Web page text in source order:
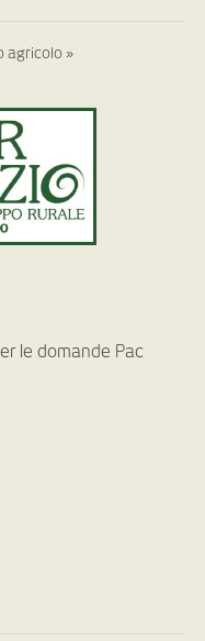
agricolo »
le domande Pac